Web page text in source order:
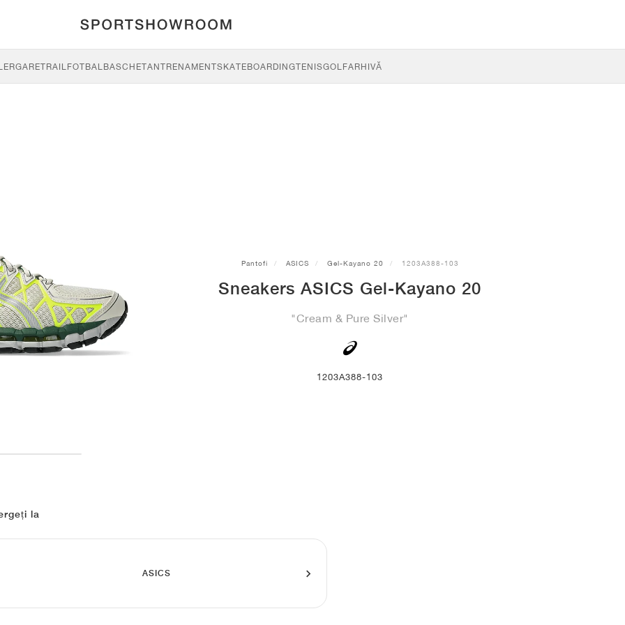
TRAILFOTBALBASCHETANTRENAMENTSKATEBOARDINGTENISGOLFARHIVĂ
Pantofi ASICS Gel-Kayano 20 1203A388-103
Sneakers ASICS Gel-Kayano 20
"Cream & Pure Silver"
1203A388-103
la
ASICS